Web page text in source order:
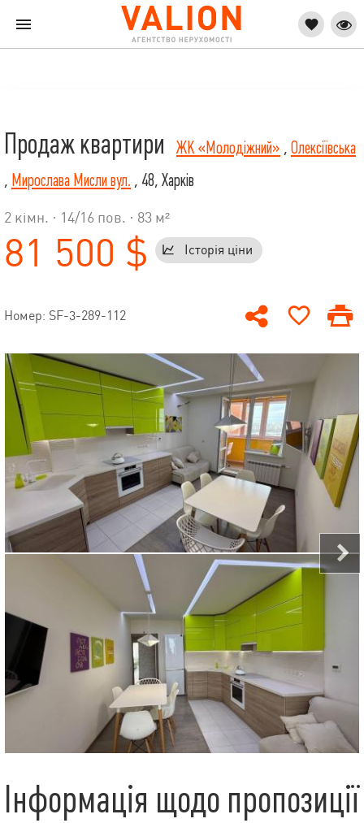
Продаж квартири ЖК «Молодіжний» , Олексіївська
, Мирослава Мисли вул. , 48, Харків
2 кімн. · 14/16 пов. · 83 м²
81 500 $ Історія ціни
Номер: SF-3-289-112
Інформація щодо пропозиції